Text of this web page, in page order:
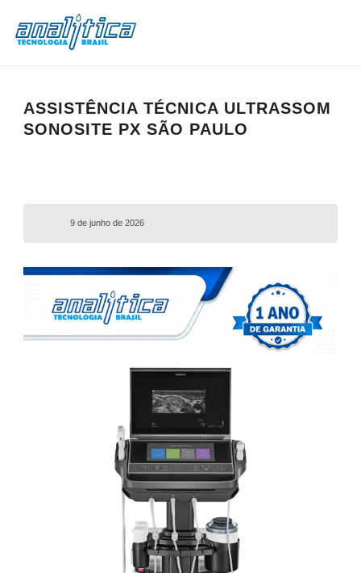
ASSISTÊNCIA TÉCNICA ULTRASSOM
SONOSITE PX SÃO PAULO
9 de junho de 2026